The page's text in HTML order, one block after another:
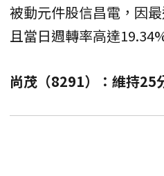
被動元件股信昌電，因
且當日週轉率高達
尚茂（8291）：維持25